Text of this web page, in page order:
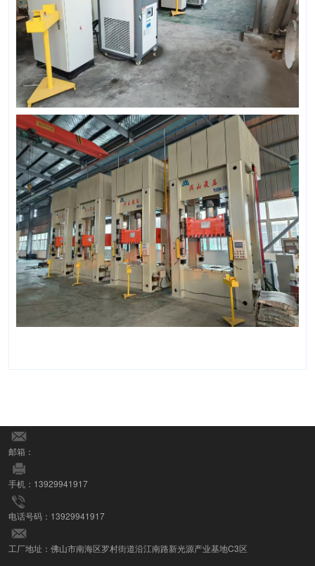
邮箱：
手机：13929941917
电话号码：13929941917
工厂地址：佛山市南海区罗村街道沿江南路新光源产业基地C3区